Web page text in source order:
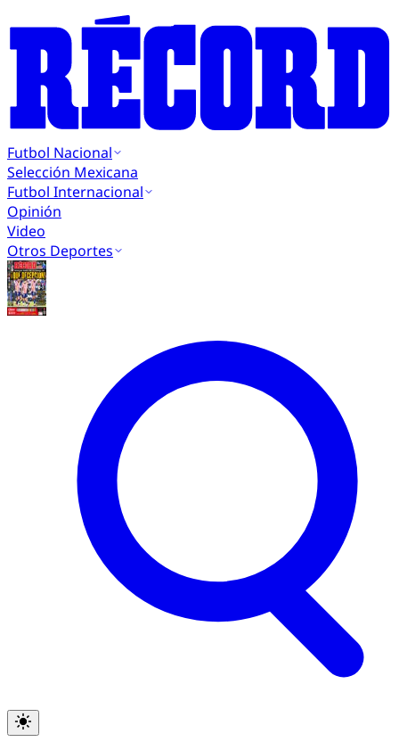
Futbol Nacional
Selección Mexicana
Futbol Internacional
Opinión
Video
Otros Deportes